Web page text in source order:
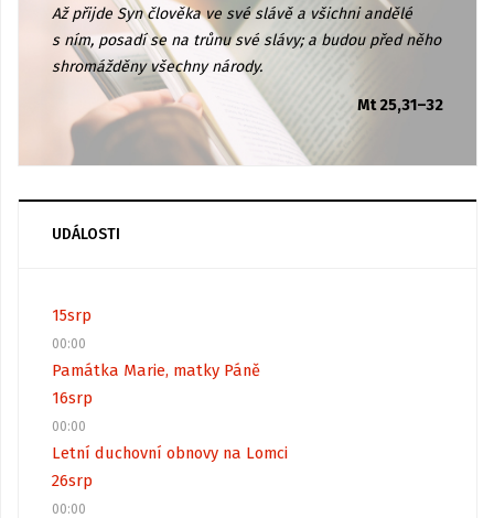
Až přijde Syn člověka ve své slávě a všichni andělé
s ním, posadí se na trůnu své slávy; a budou před něho
shromážděny všechny národy.
Mt 25,31–32
UDÁLOSTI
15srp
00:00
Památka Marie, matky Páně
16srp
00:00
Letní duchovní obnovy na Lomci
26srp
00:00